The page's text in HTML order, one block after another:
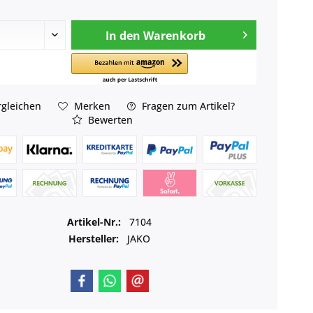
In den Warenkorb
Merken
Fragen zum Artikel?
Bewerten
Artikel-Nr.:
7104
Hersteller:
JAKO